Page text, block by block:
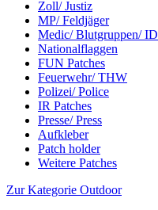
Zoll/ Justiz
MP/ Feldjäger
Medic/ Blutgruppen/ ID
Nationalflaggen
FUN Patches
Feuerwehr/ THW
Polizei/ Police
IR Patches
Presse/ Press
Aufkleber
Patch holder
Weitere Patches
Zur Kategorie Outdoor